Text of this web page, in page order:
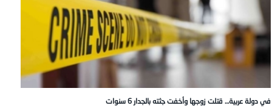
في دولة عربية… قتلت زوجها وأخفت جثته بالجدار 6 سنوات